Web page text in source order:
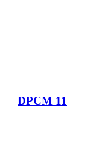
DPCM 11